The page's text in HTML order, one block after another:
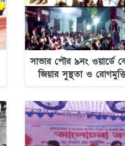
সাভার পৌর ৯নং ওয়ার্ডে
জিয়ার সুস্থতা ও